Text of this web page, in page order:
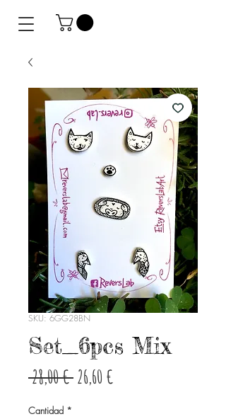
SKU: 6GG28BN
Set_6pcs Mix
28,00 € Precio
26,60 €
Cantidad *